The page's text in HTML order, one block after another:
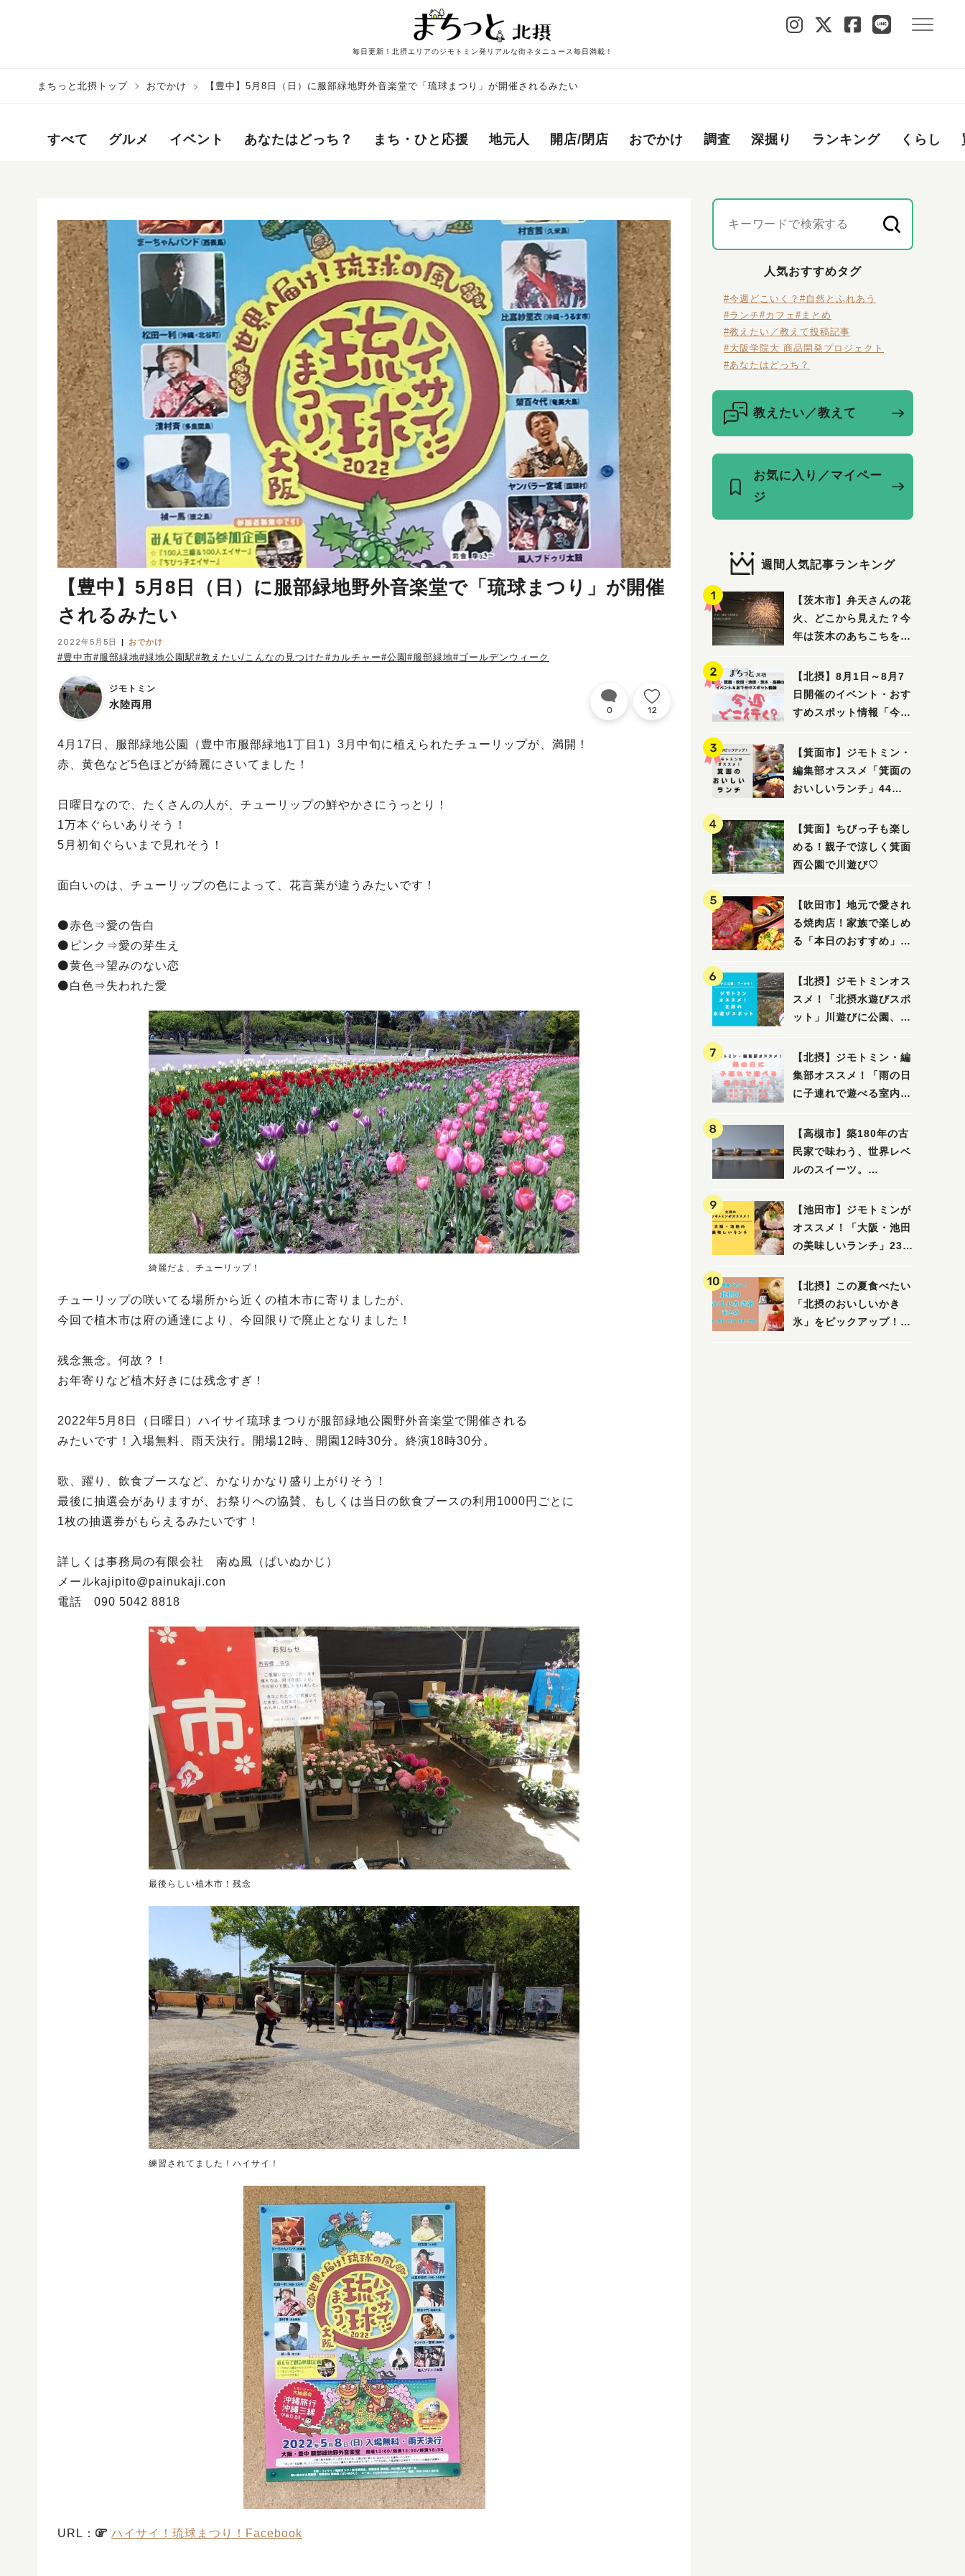
毎日更新！北摂エリアのジモトミン発リアルな街ネタニュース毎日満載！
まちっと北摂トップ おでかけ 【豊中】5月8日（日）に服部緑地野外音楽堂で「琉球まつり」が開催されるみたい
すべて グルメ イベント あなたはどっち？ まち・ひと応援 地元人 開店/閉店 おでかけ 調査 深掘り ランキング くらし
【豊中】5月8日（日）に服部緑地野外音楽堂で「琉球まつり」が開催
されるみたい
2022年5月5日 おでかけ
#豊中市#服部緑地#緑地公園駅#教えたい/こんなの見つけた#カルチャー#公園 #服部緑地#ゴールデンウィーク
ジモトミン
水陸両用 0 12
4月17日、服部緑地公園（豊中市服部緑地1丁目1）3月中旬に植えられたチューリップが、満開！
赤、黄色など5色ほどが綺麗にさいてました！
日曜日なので、たくさんの人が、チューリップの鮮やかさにうっとり！
1万本ぐらいありそう！
5月初旬ぐらいまで見れそう！
面白いのは、チューリップの色によって、花言葉が違うみたいです！
⚫赤色⇒愛の告白
⚫ピンク⇒愛の芽生え
⚫黄色⇒望みのない恋
⚫白色⇒失われた愛
綺麗だよ、チューリップ！
チューリップの咲いてる場所から近くの植木市に寄りましたが、
今回で植木市は府の通達により、今回限りで廃止となりました！
残念無念。何故？！
お年寄りなど植木好きには残念すぎ！
2022年5月8日（日曜日）ハイサイ琉球まつりが服部緑地公園野外音楽堂で開催される
みたいです！入場無料、雨天決行。開場12時、開園12時30分。終演18時30分。
歌、躍り、飲食ブースなど、かなりかなり盛り上がりそう！
最後に抽選会がありますが、お祭りへの協賛、もしくは当日の飲食ブースの利用1000円ごとに
1枚の抽選券がもらえるみたいです！
詳しくは事務局の有限会社 南ぬ風（ぱいぬかじ）
メールkajipito@painukaji.con
電話 090 5042 8818
最後らしい植木市！残念
練習されてました！ハイサイ！
URL： ハイサイ！琉球まつり！Facebook
人気おすすめタグ
#今週どこいく？ #自然とふれあう
#ランチ#カフェ #まとめ
#教えたい／教えて投稿記事
#大阪学院大 商品開発プロジェクト
#あなたはどっち？
教えたい／教えて
お気に入り／マイペー
ジ
週間人気記事ランキング
【茨木市】弁天さんの花
火、どこから見えた？今
年は茨木のあちこちを巡
【北摂】8月1日～8月7
日開催のイベント・おす
すめスポット情報「今週
面・吹田・池田・茨木・
高槻）
【箕面市】ジモトミン・
編集部オススメ「箕面の
おいしいランチ」44
から穴場まで！〜
【箕面】ちびっ子も楽し
める！親子で涼しく箕面
西公園で川遊び♡
【吹田市】地元で愛され
る焼肉店！家族で楽しめ
る「本日のおすすめ」で
【北摂】ジモトミンオス
スメ！「北摂水遊びスポ
ット」川遊びに公園、プ
吹田・茨木・高槻）
【北摂】ジモトミン・編
集部オススメ！「雨の日
に子連れで遊べる室内ス
箕面・吹田・豊中・茨
木・池田）
【高槻市】築180年の古
民家で味わう、世界レベ
ルのスイーツ。
月3日にオープン！（教
えたい/教えて）
【池田市】ジモトミンが
オススメ！「大阪・池田
の美味しいランチ」23
【北摂】この夏食べたい
「北摂のおいしいかき
氷」をピックアップ！